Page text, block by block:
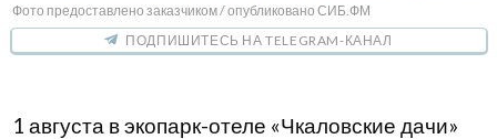
Фото предоставлено заказчиком / опубликовано СИБ.ФМ
ПОДПИШИТЕСЬ НА TELEGRAM-КАНАЛ
1 августа в экопарк-отеле «Чкаловские дачи»